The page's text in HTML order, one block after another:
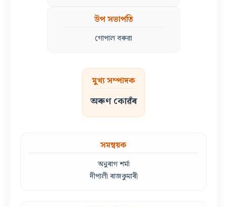
উপ সভাপতি
গোপাল বৰুৱা
মুখ্য সম্পাদক
অৰুণ কোৱঁৰ
সমন্বয়ক
অনুৰাগ শৰ্মা
দীপালী ৰাজকুমাৰী